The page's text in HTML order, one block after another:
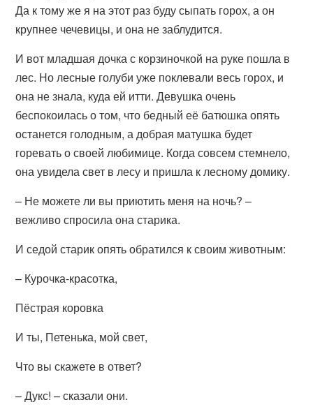
Да к тому же я на этот раз буду сыпать горох, а он
крупнее чечевицы, и она не заблудится.
И вот младшая дочка с корзиночкой на руке пошла в
лес. Но лесные голуби уже поклевали весь горох, и
она не знала, куда ей итти. Девушка очень
беспокоилась о том, что бедный её батюшка опять
останется голодным, а добрая матушка будет
горевать о своей любимице. Когда совсем стемнело,
она увидела свет в лесу и пришла к лесному домику.
– Не можете ли вы приютить меня на ночь? –
вежливо спросила она старика.
И седой старик опять обратился к своим животным:
– Курочка-красотка,
Пёстрая коровка
И ты, Петенька, мой свет,
Что вы скажете в ответ?
– Дукс! – сказали они.